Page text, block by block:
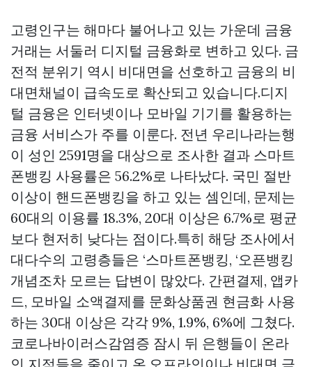
고령인구는 해마다 불어나고 있는 가운데 금융
거래는 서둘러 디지털 금융화로 변하고 있다. 금
전적 분위기 역시 비대면을 선호하고 금융의 비
대면채널이 급속도로 확산되고 있습니다.디지
털 금융은 인터넷이나 모바일 기기를 활용하는
금융 서비스가 주를 이룬다. 전년 우리나라는행
이 성인 2591명을 대상으로 조사한 결과 스마트
폰뱅킹 사용률은 56.2%로 나타났다. 국민 절반
이상이 핸드폰뱅킹을 하고 있는 셈인데, 문제는
60대의 이용률 18.3%, 20대 이상은 6.7%로 평균
보다 현저히 낮다는 점이다.특히 해당 조사에서
대다수의 고령층들은 ‘스마트폰뱅킹, ‘오픈뱅킹
개념조차 모르는 답변이 많았다. 간편결제, 앱카
드, 모바일 소액결제를 문화상품권 현금화 사용
하는 30대 이상은 각각 9%, 1.9%, 6%에 그쳤다.
코로나바이러스감염증 잠시 뒤 은행들이 온라